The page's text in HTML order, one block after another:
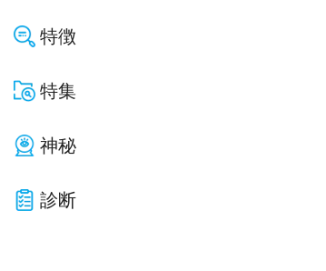
特徴
特集
神秘
診断